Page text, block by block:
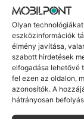
Olyan
eszközinformációk
élmény javítása,
szabott hirdetések
elfogadása lehetővé
fel ezen az oldalon,
azonosítók. A
hátrányosan
Sok éve a
Nem egy
ember veszi